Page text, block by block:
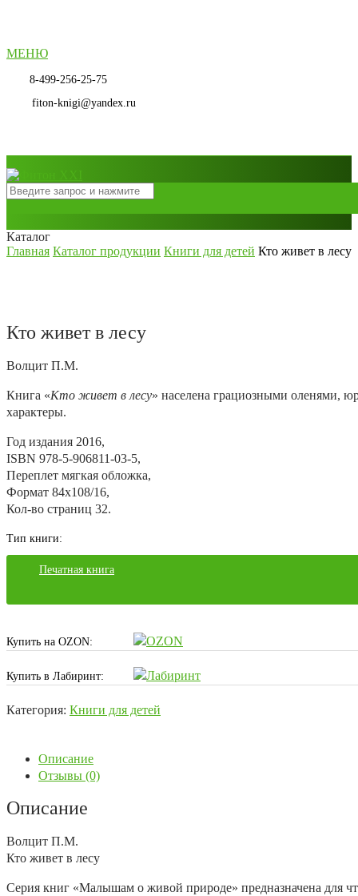
МЕНЮ
8-499-256-25-75
fiton-knigi@yandex.ru
Каталог
Главная Каталог продукции Книги для детей Кто живет в лесу
Кто живет в лесу
Волцит П.М.
Книга «Кто живет в лесу» населена грациозными оленями,
характеры.
Год издания 2016,
ISBN 978-5-906811-03-5,
Переплет мягкая обложка,
Формат 84х108/16,
Кол-во страниц 32.
Тип книги:
Печатная книга
Купить на OZON:
Купить в Лабиринт:
Категория: Книги для детей
Описание
Отзывы (0)
Описание
Волцит П.М.
Кто живет в лесу
Серия книг «Малышам о живой природе» предназначена для